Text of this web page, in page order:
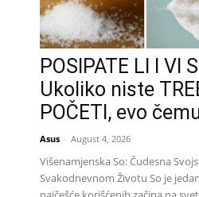
POSIPATE LI I VI
Ukoliko niste
POČETI, evo
Asus - August 4, 2026
Višenamjenska So: Čudesna
Svakodnevnom Životu So je